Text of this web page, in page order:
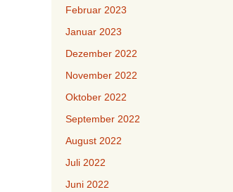
Februar 2023
Januar 2023
Dezember 2022
November 2022
Oktober 2022
September 2022
August 2022
Juli 2022
Juni 2022